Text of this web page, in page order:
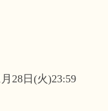
28日(火)23:59